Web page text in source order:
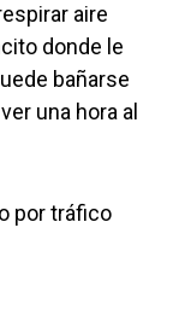
aire
donde le
bañarse
una hora al
por tráfico